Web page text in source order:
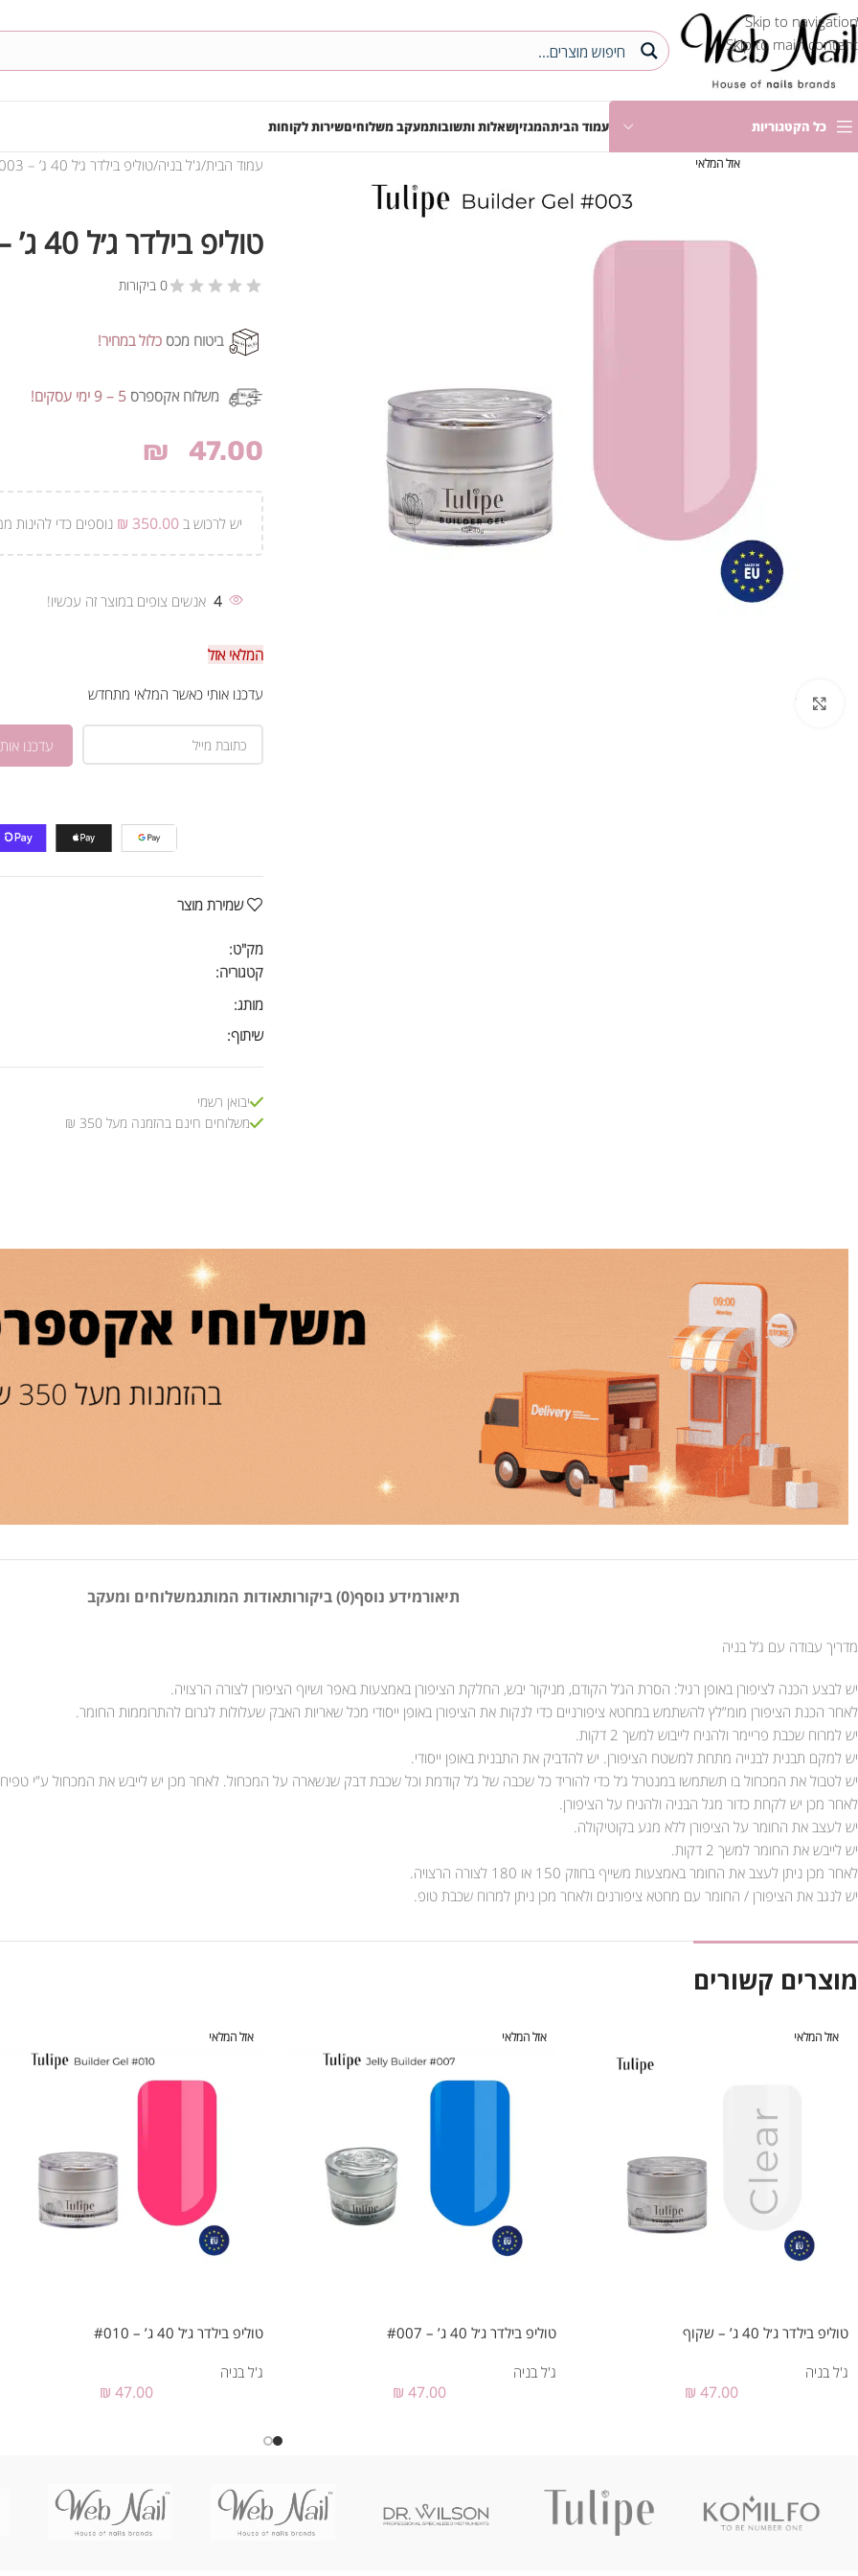
Skip to navigation
Skip to main content
כל הקטגוריות עמוד הביתהמגזיןשאלות ותשובותמעקב משלוחיםשירות לקוחות
אזל המלאי עמוד הבית ג'ל בניה טוליפ בילדר ג׳ל 40 ג’ – #003
טוליפ בילדר ג׳ל 40 ג’ – #003
0 ביקורות
ביטוח מכס כלול במחיר!
משלוח אקספרס 5 – 9 ימי עסקים!
₪ 47.00
יש לרכוש ב ₪ 350.00 נוספים כדי להינות
4 אנשים צופים במוצר זה עכשיו!
המלאי אזל
עדכנו אותי כאשר המלאי מתחדש
שמירת מוצר
מק"ט:
קטגוריה:
מותג:
שיתוף:
יבואן רשמי
משלוחים חינם בהזמנה מעל 350 ₪
תיאורמידע נוסף(0) ביקורות אודות המותגמשלוחים ומעקב
מדריך עבודה עם ג’ל בניה
יש לבצע הכנה לציפורן באופן רגיל: הסרת הג’ל הקודם, מניקור יבש, החלקת הציפורן באמצעות באפר ושיוף הציפורן לצורה הרצויה.
לאחר הכנת הציפורן מומ”לץ להשתמש במחטא ציפורניים כדי לנקות את הציפורן באופן ייסודי מכל שאריות האבק שעלולות לגרום להתרוממות החומר.
יש למרוח שכבת פריימר ולהניח לייבוש למשך 2 דקות.
יש למקם תבנית לבנייה מתחת למשטח הציפורן. יש להדביק את התבנית באופן ייסודי.
יש לטבול את המכחול בו תשתמשו במנטרל ג’ל כדי להוריד כל שכבה של ג’ל קודמת וכל שכבת דבק שנשארה על המכחול. לאחר מכן יש לייבש את המכחול ע”י
לאחר מכן יש לקחת כדור מגל הבניה ולהניח על הציפורן.
יש לעצב את החומר על הציפורן ללא מגע בקוטיקולה.
יש לייבש את החומר למשך 2 דקות.
לאחר מכן ניתן לעצב את החומר באמצעות משייף בחוזק 150 או 180 לצורה הרצויה.
יש לנגב את הציפורן / החומר עם מחטא ציפורנים ולאחר מכן ניתן למרוח שכבת טופ.
מוצרים קשורים
אזל המלאי
טוליפ בילדר ג׳ל 40 ג’ – שקוף
ג'ל בניה
₪ 47.00
אזל המלאי
טוליפ בילדר ג׳ל 40 ג’ – #007
ג'ל בניה
₪ 47.00
אזל המלאי
טוליפ בילדר ג׳ל 40 ג’ – #010
ג'ל בניה
₪ 47.00